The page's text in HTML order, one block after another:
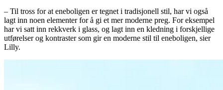
– Til tross for at eneboligen er tegnet i tradisjonell stil, har vi også
lagt inn noen elementer for å gi et mer moderne preg. For eksempel
har vi satt inn rekkverk i glass, og lagt inn en kledning i forskjellige
utførelser og kontraster som gir en moderne stil til eneboligen, sier
Lilly.